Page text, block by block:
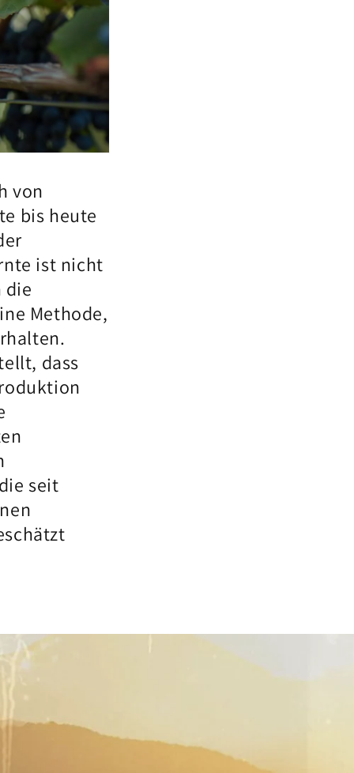
von
bis heute
ist nicht
die
Methode,
dass
seit